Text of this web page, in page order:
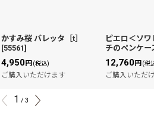
かすみ桜 バレッタ［t］
[55561]
4,950円 (税込)
ご購入いただけます
ピエロ＜ソ
チのペンケー
12,760円 (税
ご購入いただ
1 / 3